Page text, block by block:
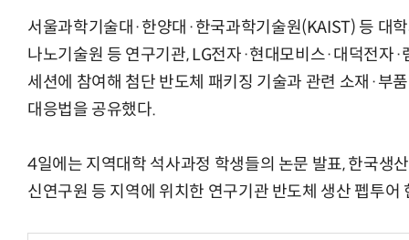
서울과학기술대·한양대·한국과학기술원(KAIST) 등 대
나노기술원 등 연구기관, LG전자·현대모비스·대덕전자
세션에 참여해 첨단 반도체 패키징 기술과 관련 소재·부
대응법을 공유했다.
4일에는 지역대학 석사과정 학생들의 논문 발표, 한국생
신연구원 등 지역에 위치한 연구기관 반도체 생산 펩투어